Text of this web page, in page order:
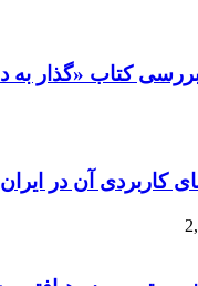
کتاب «گذار به
کاربردی آن در ایران